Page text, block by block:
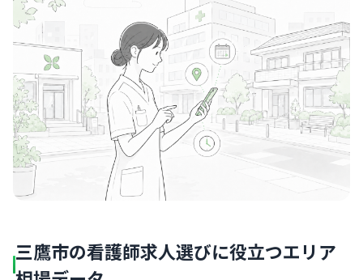
三鷹市の看護師求人選びに役立つエリア